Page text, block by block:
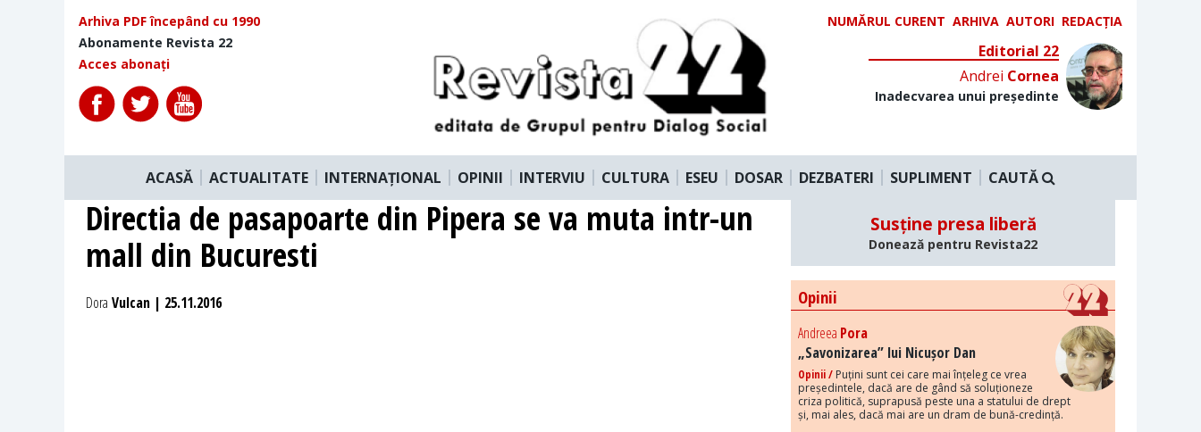
Arhiva PDF începând cu 1990
Abonamente Revista 22
Acces abonați
NUMĂRUL CURENT ARHIVA AUTORI REDACȚIA
Editorial 22
Andrei Cornea
Inadecvarea unui președinte
ACASĂ ACTUALITATE INTERNAȚIONAL OPINII INTERVIU CULTURA ESEU DOSAR DEZBATERI SUPLIMENT CAUTĂ
Directia de pasapoarte din Pipera se va muta intr-un
mall din Bucuresti
Dora Vulcan | 25.11.2016
Susține presa liberă
Donează pentru Revista22
Opinii
Andreea Pora
„Savonizarea” lui Nicușor Dan
Opinii / Puțini sunt cei care mai înțeleg ce vrea
președintele, dacă are de gând să soluționeze
criza politică, suprapusă peste una a statului de drept
și, mai ales, dacă mai are un dram de bună-credință.